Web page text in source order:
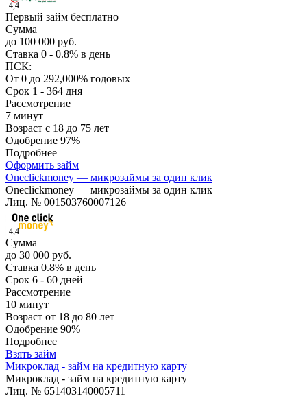
4,4
Первый займ бесплатно
Сумма
до 100 000 руб.
Ставка 0 - 0.8% в день
ПСК:
От 0 до 292,000% годовых
Срок 1 - 364 дня
Рассмотрение
7 минут
Возраст с 18 до 75 лет
Одобрение 97%
Подробнее
Оформить займ
Oneclickmoney — микрозаймы за один клик
Oneclickmoney — микрозаймы за один клик
Лиц. № 001503760007126
4,4
Сумма
до 30 000 руб.
Ставка 0.8% в день
Срок 6 - 60 дней
Рассмотрение
10 минут
Возраст от 18 до 80 лет
Одобрение 90%
Подробнее
Взять займ
Микроклад - займ на кредитную карту
Микроклад - займ на кредитную карту
Лиц. № 651403140005711